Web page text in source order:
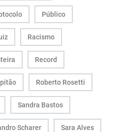
Público
Racismo
Record
Roberto Rosetti
Sandra Bastos
Scharer Sara Alves